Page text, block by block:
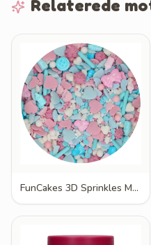
Relaterede
FunCakes 3D Sprinkles Medley Baby Bliss 70g